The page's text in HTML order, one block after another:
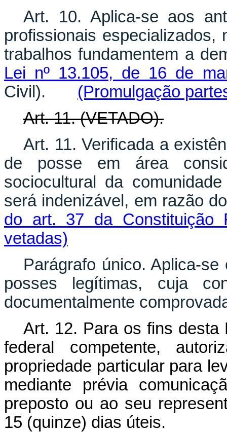
Art. 10. Aplica-se aos
profissionais especializados,
trabalhos fundamentem a
Lei nº 13.105, de 16 de
Civil). (Promulgação
Art. 11. (VETADO).
Art. 11. Verificada a
de posse em área
sociocultural da
será indenizável, em razão
do art. 37 da Constituição
vetadas)
Parágrafo único. Aplica-se
posses legítimas, cuja
documentalmente
Art. 12. Para os fins desta
federal competente,
propriedade particular para
mediante prévia
preposto ou ao seu
15 (quinze) dias úteis.